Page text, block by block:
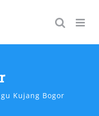
Kujang Bogor